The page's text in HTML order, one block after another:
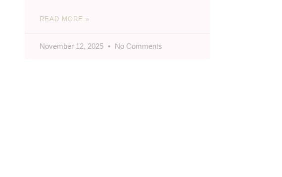
READ MORE »
November 12, 2025 No Comments